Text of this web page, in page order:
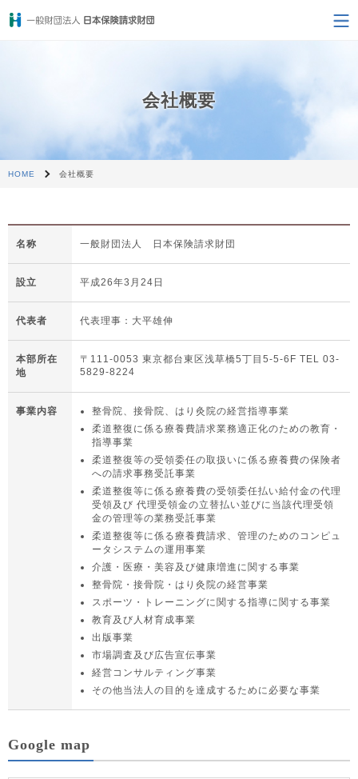
会社概要
HOME 会社概要
名称 一般財団法人 日本保険請求財団
設立 平成26年3月24日
代表者 代表理事：大平雄伸
本部所在
地
〒111-0053 東京都台東区浅草橋5丁目5-5-6F TEL 03-
5829-8224
事業内容
整骨院、接骨院、はり灸院の経営指導事業
柔道整復に係る療養費請求業務適正化のための教育・
指導事業
柔道整復等の受領委任の取扱いに係る療養費の保険者
への請求事務受託事業
柔道整復等に係る療養費の受領委任払い給付金の代理
受領及び 代理受領金の立替払い並びに当該代理受領
金の管理等の業務受託事業
柔道整復等に係る療養費請求、管理のためのコンピュ
ータシステムの運用事業
介護・医療・美容及び健康増進に関する事業
整骨院・接骨院・はり灸院の経営事業
スポーツ・トレーニングに関する指導に関する事業
教育及び人材育成事業
出版事業
市場調査及び広告宣伝事業
経営コンサルティング事業
その他当法人の目的を達成するために必要な事業
Google map